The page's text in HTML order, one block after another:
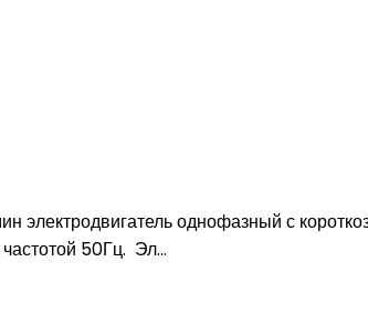
электродвигатель однофазный с
50Гц. Эл...